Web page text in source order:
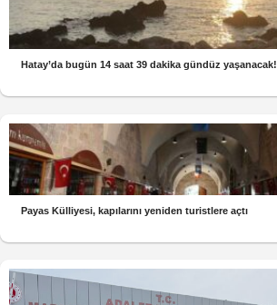
Hatay’da bugün 14 saat 39 dakika gündüz yaşanacak!
Payas Külliyesi, kapılarını yeniden turistlere açtı